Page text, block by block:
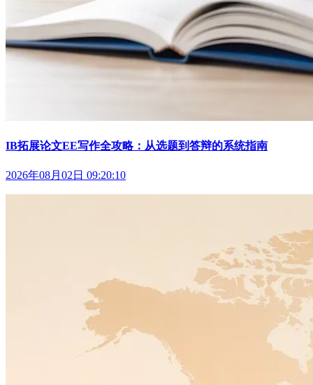
IB拓展论文EE写作全攻略：从选题到答辩的系统指南
2026年08月02日 09:20:10